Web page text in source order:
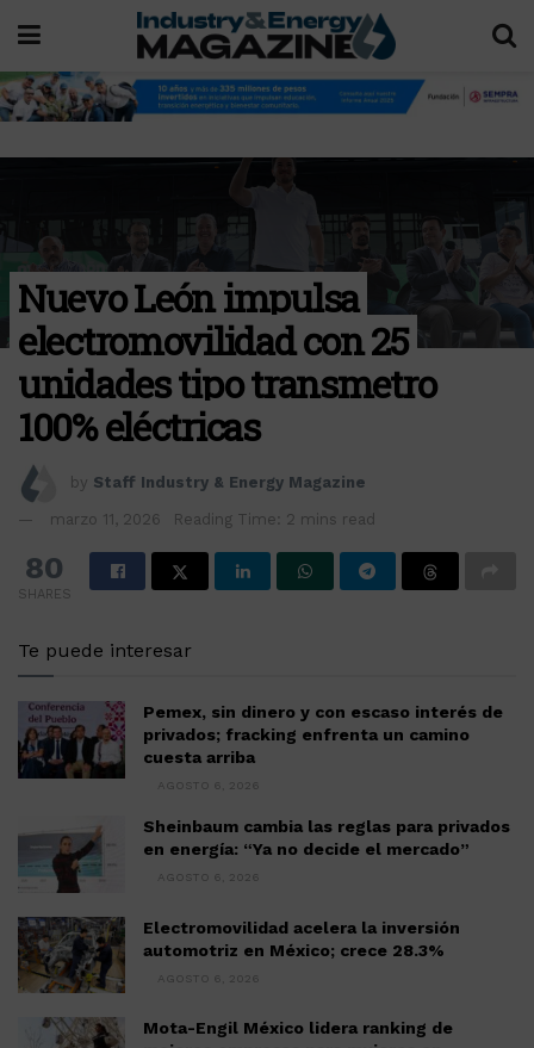
Nuevo León impulsa
electromovilidad con 25
unidades tipo transmetro
100% eléctricas
by Staff Industry & Energy Magazine
marzo 11, 2026 Reading Time: 2 mins read
80
SHARES
Te puede interesar
Pemex, sin dinero y con escaso interés de
privados; fracking enfrenta un camino
cuesta arriba
AGOSTO 6, 2026
Sheinbaum cambia las reglas para privados
en energía: “Ya no decide el mercado”
AGOSTO 6, 2026
Electromovilidad acelera la inversión
automotriz en México; crece 28.3%
AGOSTO 6, 2026
Mota-Engil México lidera ranking de